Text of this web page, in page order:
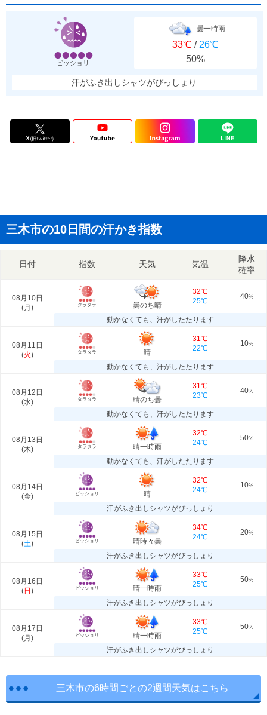
ビッショリ
曇一時雨
33℃ / 26℃
50%
汗がふき出しシャツがびっしょり
三木市の10日間の汗かき指数
日付 指数 天気 気温
降水
確率
08月10日
(月 ) タラタラ 曇のち晴
32℃
25℃
40%
動かなくても、汗がしたたります
08月11日
(火) タラタラ 晴
31℃
22℃
10%
動かなくても、汗がしたたります
08月12日
(水) タラタラ 晴のち曇
31℃
23℃
40%
動かなくても、汗がしたたります
08月13日
(木) タラタラ 晴一時雨
32℃
24℃
50%
動かなくても、汗がしたたります
08月14日
(金) ビッショリ 晴
32℃
24℃
10%
汗がふき出しシャツがびっしょり
08月15日
(土) ビッショリ 晴時々曇
34℃
24℃
20%
汗がふき出しシャツがびっしょり
08月16日
(日 ) ビッショリ 晴一時雨
33℃
25℃
50%
汗がふき出しシャツがびっしょり
08月17日
(月 ) ビッショリ 晴一時雨
33℃
25℃
50%
汗がふき出しシャツがびっしょり
三木市の6時間ごとの2週間天気はこちら